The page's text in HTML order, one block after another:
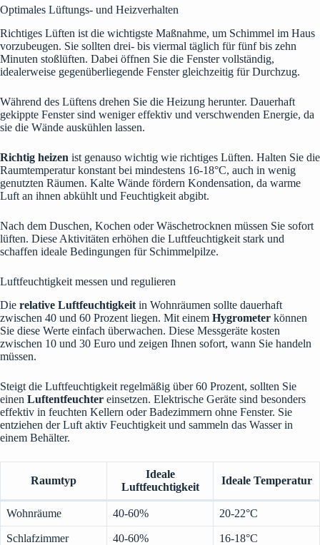
Optimales Lüftungs- und Heizverhalten
Richtiges Lüften ist die wichtigste Maßnahme, um Schimmel im Haus
vorzubeugen. Sie sollten drei- bis viermal täglich für fünf bis zehn
Minuten stoßlüften. Dabei öffnen Sie die Fenster vollständig,
idealerweise gegenüberliegende Fenster gleichzeitig für Durchzug.
Während des Lüftens drehen Sie die Heizung herunter. Dauerhaft
gekippte Fenster sind weniger effektiv und verschwenden Energie, da
sie die Wände auskühlen lassen.
Richtig heizen ist genauso wichtig wie richtiges Lüften. Halten Sie die
Raumtemperatur konstant bei mindestens 16-18°C, auch in wenig
genutzten Räumen. Kalte Wände fördern Kondensation, da warme
Luft an ihnen abkühlt und Feuchtigkeit abgibt.
Nach dem Duschen, Kochen oder Wäschetrocknen müssen Sie sofort
lüften. Diese Aktivitäten erhöhen die Luftfeuchtigkeit stark und
schaffen ideale Bedingungen für Schimmelpilze.
Luftfeuchtigkeit messen und regulieren
Die relative Luftfeuchtigkeit in Wohnräumen sollte dauerhaft
zwischen 40 und 60 Prozent liegen. Mit einem Hygrometer können
Sie diese Werte einfach überwachen. Diese Messgeräte kosten
zwischen 10 und 30 Euro und zeigen Ihnen sofort, wann Sie handeln
müssen.
Steigt die Luftfeuchtigkeit regelmäßig über 60 Prozent, sollten Sie
einen Luftentfeuchter einsetzen. Elektrische Geräte sind besonders
effektiv in feuchten Kellern oder Badezimmern ohne Fenster. Sie
entziehen der Luft aktiv Feuchtigkeit und sammeln das Wasser in
einem Behälter.
Raumtyp
Ideale
Luftfeuchtigkeit
Ideale Temperatur
Wohnräume 40-60% 20-22°C
Schlafzimmer 40-60% 16-18°C